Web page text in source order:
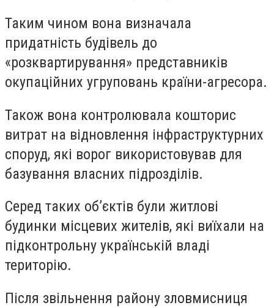
Таким чином вона визначала
придатність будівель до
«розквартирування» представників
окупаційних угруповань країни-агресора.
Також вона контролювала кошторис
витрат на відновлення інфраструктурних
споруд, які ворог використовував для
базування власних підрозділів.
Серед таких об’єктів були житлові
будинки місцевих жителів, які виїхали на
підконтрольну українській владі
територію.
Після звільнення району зловмисниця